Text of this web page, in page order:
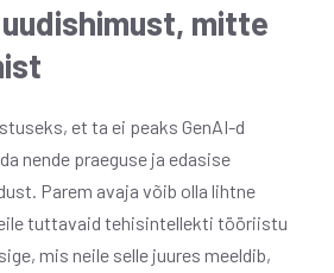
mitte
et ta ei peaks GenAI-d
nende praeguse ja edasise
Parem avaja võib olla lihtne
tuttavaid tehisintellekti tööriistu
mis neile selle juures meeldib,